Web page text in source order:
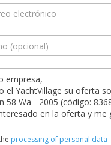
processing of personal data